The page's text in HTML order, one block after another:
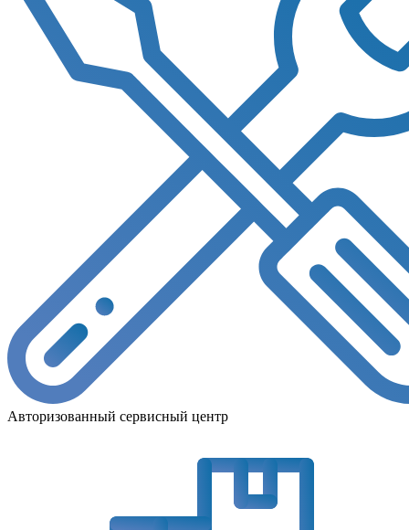
Авторизованный сервисный центр